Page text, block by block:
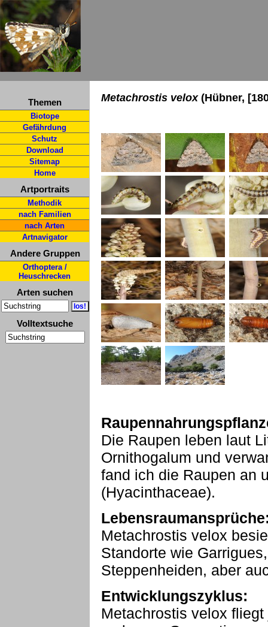
Themen
Biotope
Gefährdung
Schutz
Download
Sitemap
Home
Artportraits
Methodik
nach Familien
nach Arten
Artnavigator
Andere Gruppen
Orthoptera /
Heuschrecken
Arten suchen
Volltextsuche
Metachrostis velox(Hübner,
Die Raupen leben laut
Ornithogalum und
fand ich die Raupen an
(Hyacinthaceae).
Metachrostis velox
Standorte wie
Steppenheiden, aber
Entwicklungszyklus:
Metachrostis velox